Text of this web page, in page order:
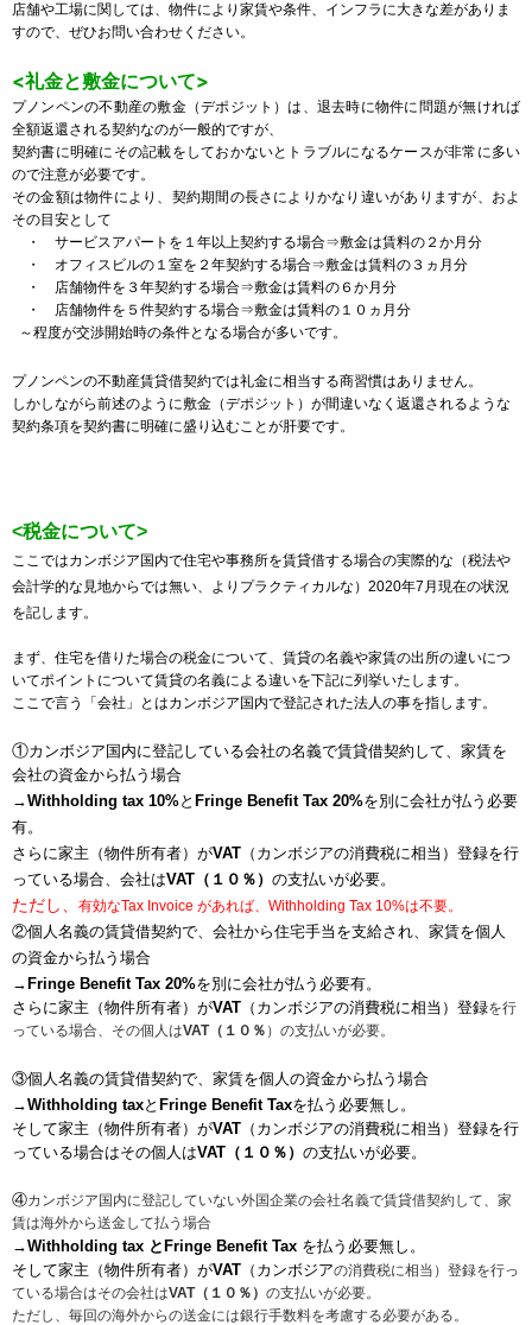
店舗や工場に関しては、物件により家賃や条件、インフラに大きな差がありま
すので、ぜひお問い合わせください。
<礼金と敷金について>
プノンペンの不動産の敷金（デポジット）は、退去時に物件に問題が無ければ
全額返還される契約なのが一般的ですが、
契約書に明確にその記載をしておかないとトラブルになるケースが非常に多い
ので注意が必要です。
その金額は物件により、契約期間の長さによりかなり違いがありますが、およ
その目安として
・ サービスアパートを１年以上契約する場合⇒敷金は賃料の２か月分
・ オフィスビルの１室を２年契約する場合⇒敷金は賃料の３ヵ月分
・ 店舗物件を３年契約する場合⇒敷金は賃料の６か月分
・ 店舗物件を５件契約する場合⇒敷金は賃料の１０ヵ月分
～程度が交渉開始時の条件となる場合が多いです。
プノンペンの不動産賃貸借契約では礼金に相当する商習慣はありません。
しかしながら前述のように敷金（デポジット）が間違いなく返還されるような
契約条項を契約書に明確に盛り込むことが肝要です。
<税金について>
ここではカンボジア国内で住宅や事務所を賃貸借する場合の実際的な（税法や
会計学的な見地からでは無い、よりプラクティカルな）2020年7月現在の状況
を記します。
まず、住宅を借りた場合の税金について、賃貸の名義や家賃の出所の違いにつ
いてポイントについて賃貸の名義による違いを下記に列挙いたします。
ここで言う「会社」とはカンボジア国内で登記された法人の事を指します。
①カンボジア国内に登記している会社の名義で賃貸借契約して、家賃を
会社の資金から払う場合
→Withholding tax 10%と Fringe Benefit Tax 20%を別に会社が払う必要
有。
さらに家主（物件所有者）がVAT （カンボジアの消費税に相当）登録を行
っている場合、会社はVAT（１０％） の支払いが必要。
ただし、 有効なTax Invoice があれば、Withholding Tax 10%は不要。
②個人名義の賃貸借契約で、会社から住宅手当を支給され、家賃を個人
の資金から払う場合
→Fringe Benefit Tax 20%を別に会社が払う必要有。
さらに家主（物件所有者）がVAT （カンボジアの消費税に相当）登録を行
っている場合、その個人はVAT（１０％ ）の支払いが必要。
③個人名義の賃貸借契約で、家賃を個人の資金から払う場合
→Withholding taxと Fringe Benefit Taxを払う必要無し。
そして家主（物件所有者）がVAT （カンボジアの消費税に相当）登録を行
っている場合はその個人はVAT（１０％） の支払いが必要。
④カンボジア国内に登記していない外国企業の会社名義で賃貸借契約して、家
賃は海外から送金して払う場合
→Withholding tax とFringe Benefit Tax を払う必要無し。
そして家主（物件所有者）がVAT （カンボジアの消費税に相当）登録を行っ
ている場合はその会社はVAT（１０％） の支払いが必要。
ただし、毎回の海外からの送金には銀行手数料を考慮する必要がある。